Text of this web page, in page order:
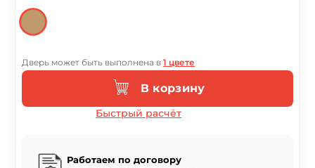
Дверь может быть выполнена в 1 цвете
В корзину
Быстрый расчёт
Работаем по договору